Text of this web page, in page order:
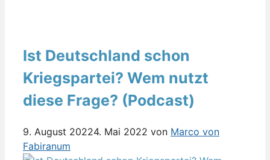
Ist Deutschland schon
Kriegspartei? Wem nutzt
diese Frage? (Podcast)
9. August 20224. Mai 2022 von Marco von
Fabiranum